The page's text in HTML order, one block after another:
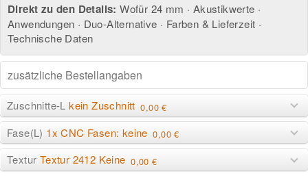
Direkt zu den Details: Wofür 24 mm · Akustikwerte ·
Anwendungen · Duo-Alternative · Farben & Lieferzeit ·
Technische Daten
Zuschnitte-Lkein Zuschnitt 0,00 €
Fase(L) 1x CNC Fasen: keine 0,00 €
Textur Textur 2412 Keine 0,00 €